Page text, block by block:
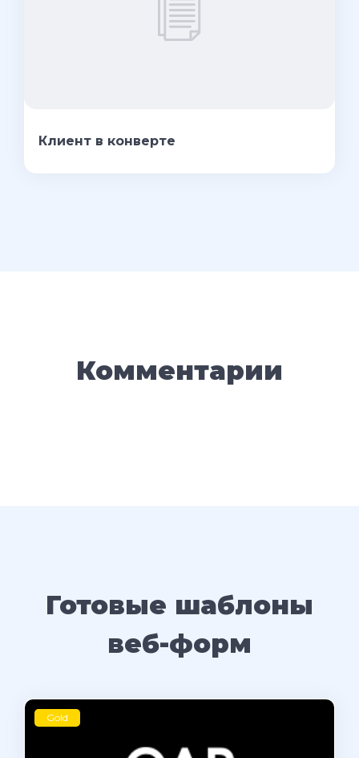
Клиент в конверте
Комментарии
Готовые шаблоны
веб-форм
Gold